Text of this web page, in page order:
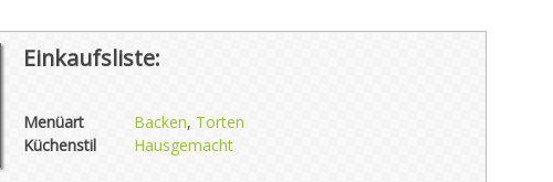
Einkaufsliste:
Menüart Backen, Torten
Küchenstil
Hausgemacht